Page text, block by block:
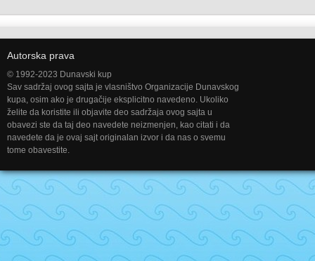
Autorska prava
© 1992-2023 Dunavski kup
Sav sadržaj ovog sajta je vlasništvo Organizacije Dunavskog
kupa, osim ako je drugačije eksplicitno navedeno. Ukoliko
želite da koristite ili objavite deo sadržaja ovog sajta u
obavezi ste da taj deo navedete neizmenjen, kao citati i da
navedete da je ovaj sajt originalan izvor i da nas o svemu
tome obavestite.